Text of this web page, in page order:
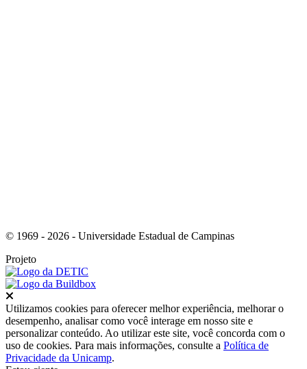
© 1969 - 2026 - Universidade Estadual de Campinas
Projeto
Utilizamos cookies para oferecer melhor experiência, melhorar o
desempenho, analisar como você interage em nosso site e
personalizar conteúdo. Ao utilizar este site, você concorda com o
uso de cookies. Para mais informações, consulte a Política de
Privacidade da Unicamp.